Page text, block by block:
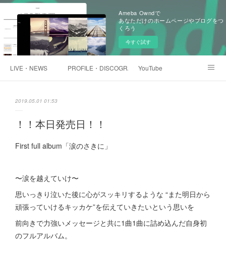
Ameba Owndで
あなただけのホームページやブログをつ
くろう
今すぐ試す
LIVE・NEWS PROFILE・DISCOGRAPHTYYouTube
2019.05.01 01:53
！！本日発売日！！
First full album「涙のさきに」
〜涙を越えていけ〜
思いっきり泣いた後に心がスッキリするような “また明日から
頑張っていけるキッカケ”を伝えていきたいという思いを
前向きで力強いメッセージと共に1曲1曲に詰め込んだ自身初
のフルアルバム。